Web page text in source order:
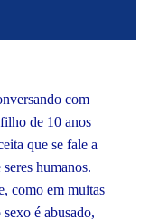
com
de 10 anos
que se fale a
humanos.
como em muitas
é abusado,